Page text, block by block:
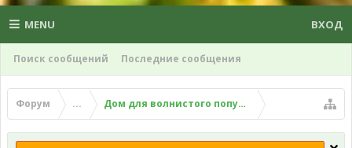
MENU
Поиск сообщений Последние сообщения
ВХОД
Форум ... Дом для волнистого попугая